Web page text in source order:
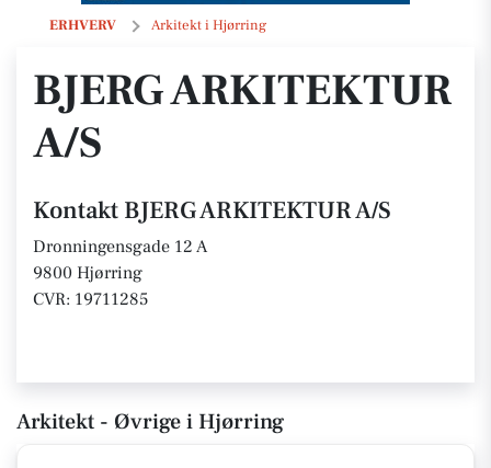
ERHVERV Arkitekt i Hjørring
BJERG ARKITEKTUR A/S
BJERG ARKITEKTUR
A/S
Kontakt BJERG ARKITEKTUR A/S
Dronningensgade 12 A
9800 Hjørring
CVR: 19711285
Arkitekt - Øvrige i Hjørring